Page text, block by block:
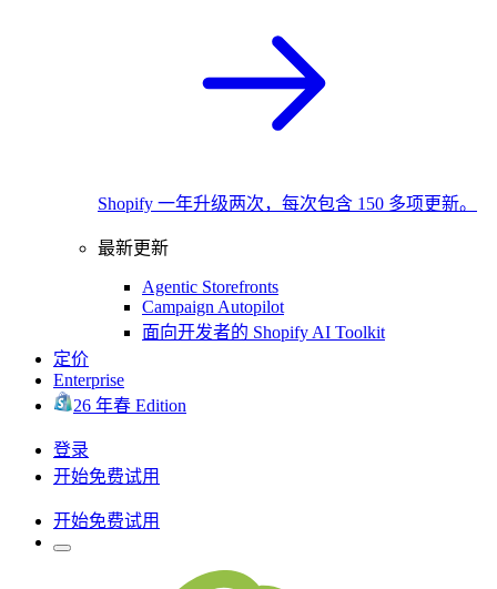
Shopify 一年升级两次，每次包含 150 多项更新。
最新更新
Agentic Storefronts
Campaign Autopilot
面向开发者的 Shopify AI Toolkit
定价
Enterprise
26 年春 Edition
登录
开始免费试用
开始免费试用